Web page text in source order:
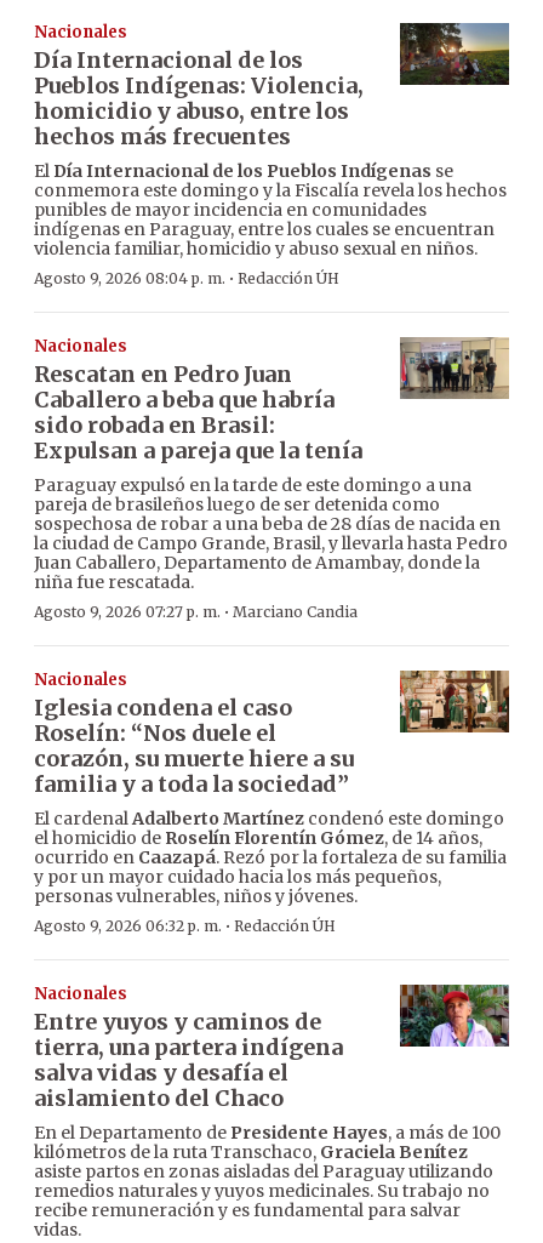
Nacionales
Día Internacional de los
Pueblos Indígenas: Violencia,
homicidio y abuso, entre los
hechos más frecuentes
El Día Internacional de los Pueblos Indígenas se
conmemora este domingo y la Fiscalía revela los hechos
punibles de mayor incidencia en comunidades
indígenas en Paraguay, entre los cuales se encuentran
violencia familiar, homicidio y abuso sexual en niños.
Agosto 9, 2026 08:04 p. m. · Redacción ÚH
Nacionales
Rescatan en Pedro Juan
Caballero a beba que habría
sido robada en Brasil:
Expulsan a pareja que la tenía
Paraguay expulsó en la tarde de este domingo a una
pareja de brasileños luego de ser detenida como
sospechosa de robar a una beba de 28 días de nacida en
la ciudad de Campo Grande, Brasil, y llevarla hasta Pedro
Juan Caballero, Departamento de Amambay, donde la
niña fue rescatada.
Agosto 9, 2026 07:27 p. m. · Marciano Candia
Nacionales
Iglesia condena el caso
Roselín: “Nos duele el
corazón, su muerte hiere a su
familia y a toda la sociedad”
El cardenalAdalberto Martínez condenó este domingo
el homicidio de Roselín Florentín Gómez, de 14 años,
ocurrido en Caazapá. Rezó por la fortaleza de su familia
y por un mayor cuidado hacia los más pequeños,
personas vulnerables, niños y jóvenes.
Agosto 9, 2026 06:32 p. m. · Redacción ÚH
Nacionales
Entre yuyos y caminos de
tierra, una partera indígena
salva vidas y desafía el
aislamiento del Chaco
En el Departamento de Presidente Hayes, a más de 100
kilómetros de la ruta Transchaco, Graciela Benítez
asiste partos en zonas aisladas del Paraguay utilizando
remedios naturales y yuyos medicinales. Su trabajo no
recibe remuneración y es fundamental para salvar
vidas.